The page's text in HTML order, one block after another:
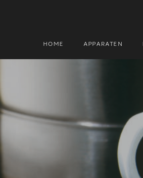
HOME APPARATEN